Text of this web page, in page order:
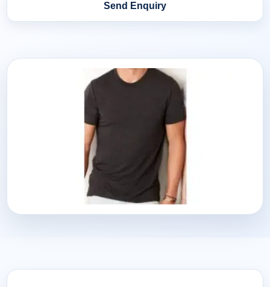
Send Enquiry